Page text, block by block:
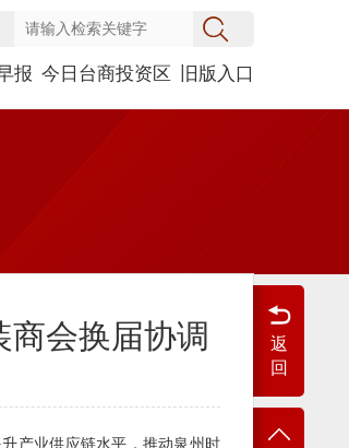
报 今日台商投资区 旧版入口
返
回
会换届协调
产业供应链水平，推动泉州时